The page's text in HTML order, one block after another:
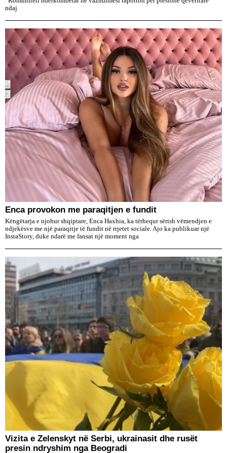
ndaj
Enca provokon me paraqitjen e fundit
Këngëtarja e njohur shqiptare, Enca Haxhia, ka tërhequr sërish vëmendjen e
ndjekësve me një paraqitje të fundit në rrjetet sociale. Ajo ka publikuar një
InstaStory, duke ndarë me fansat një moment nga
Vizita e Zelenskyt në Serbi, ukrainasit dhe rusët
presin ndryshim nga Beogradi